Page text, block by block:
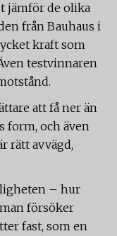
jämför de olika
från Bauhaus i
kraft som
testvinnaren
att få ner än
form, och även
rätt avvägd,
– hur
försöker
fast, som en